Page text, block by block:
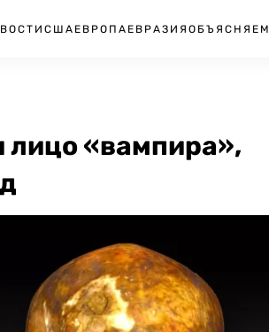
США ЕВРОПА ЕВРАЗИЯ ОБЪЯСНЯЕМ
«вампира»,